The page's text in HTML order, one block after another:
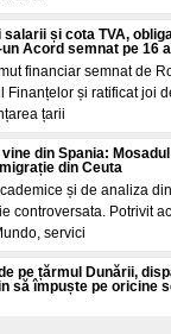
salarii și cota TVA,
Acord semnat pe 16
financiar semnat de
Finanțelor și ratificat joi
țarii
din Spania:
din Ceuta
și de analiza
controversata. Potrivit
servici
pe țărmul Dunării,
să împuște pe oricine